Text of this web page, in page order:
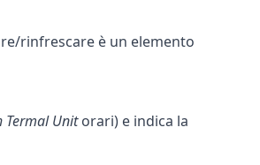
rinfrescare è un elemento
Termal Unitorari) e indica la